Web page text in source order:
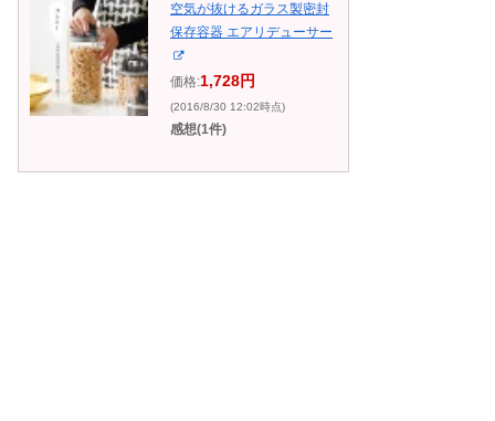
空気が抜けるガラス製密封
保存容器 エアリデューサー
価格:1,728円
(2016/8/30 12:02時点)
感想(1件)